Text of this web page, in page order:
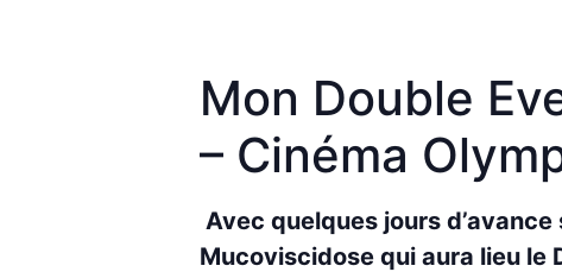
Mon Double
– Cinéma
Avec quelques jours
Mucoviscidose qui aura lieu le